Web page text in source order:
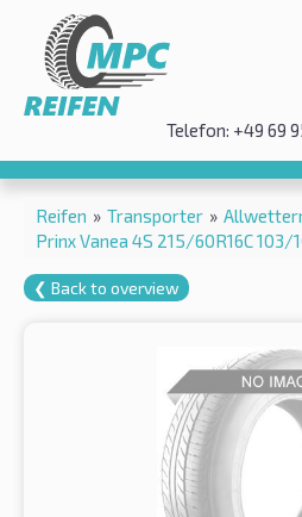
Telefon: +49 69
Reifen » Transporter »
Prinx Vanea 4S 215/60R16C 103/
❮ Back to overview